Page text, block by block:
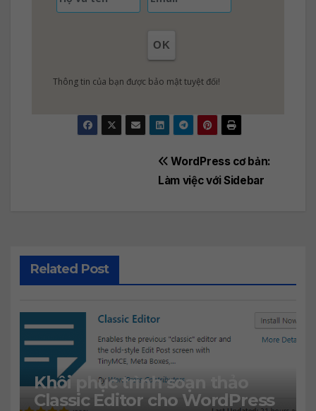
OK
Thông tin của bạn được bảo mật tuyệt đối!
WordPress cơ bản:
Làm việc với Sidebar
Related Post
Khôi phục trình soạn thảo
Classic Editor cho WordPress